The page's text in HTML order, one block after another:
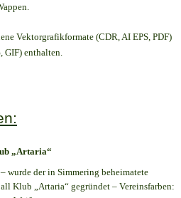
Vektorgrafikformate (CDR, AI EPS, PDF)
GIF) enthalten.
„Artaria“
wurde der in Simmering beheimatete
Klub „Artaria“ gegründet – Vereinsfarben: